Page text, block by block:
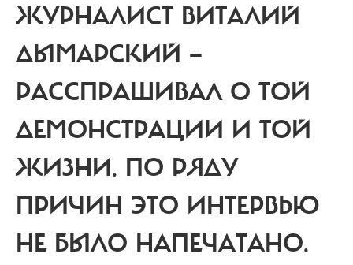
ЖУРНАЛИСТ ВИТАЛИЙ
ДЫМАРСКИЙ —
РАССПРАШИВАЛ О ТОЙ
ДЕМОНСТРАЦИИ И ТОЙ
ЖИЗНИ. ПО РЯДУ
ПРИЧИН ЭТО ИНТЕРВЬЮ
НЕ БЫЛО НАПЕЧАТАНО.